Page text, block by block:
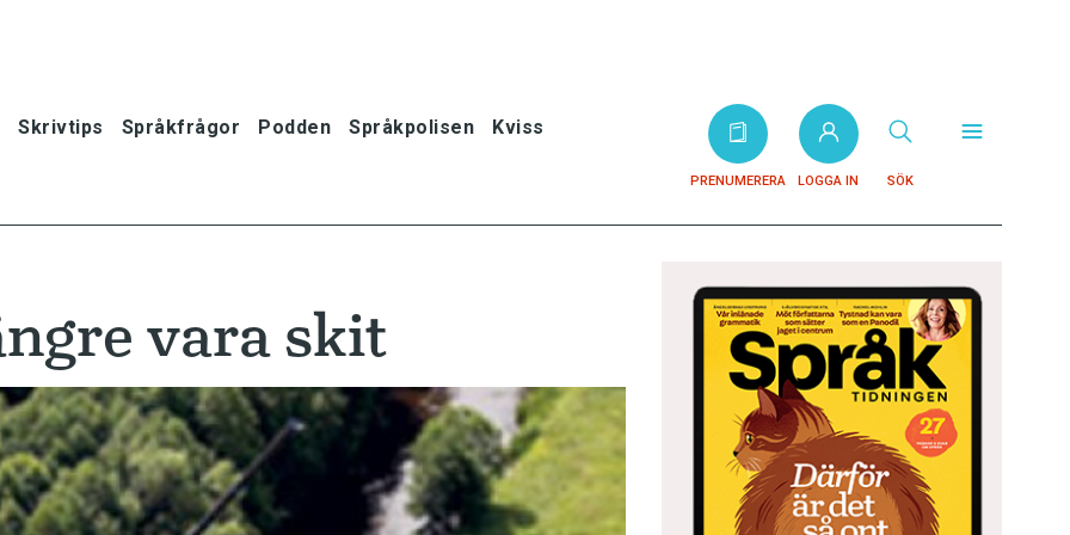
Skrivtips Språkfrågor Podden Språkpolisen Kviss
PRENUMERERA LOGGA IN SÖK
vara skit